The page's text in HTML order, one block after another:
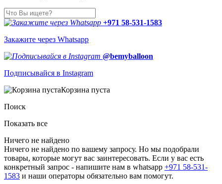
+971 58-531-1583
Закажите через Whatsapp
@bemyballoon
Подписывайся в Instagram
Корзина пуста
Поиск
Показать все
Ничего не найдено
Ничего не найдено по вашему запросу. Но мы подобрали
товары, которые могут вас заинтересовать. Если у вас есть
конкретный запрос - напишите нам в whatsapp +971 58-531-
1583 и наши операторы обязательно вам помогут.